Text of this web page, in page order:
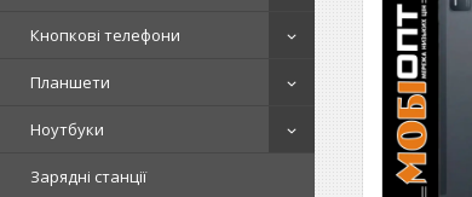
Кнопкові телефони
Планшети
Ноутбуки
Зарядні станції